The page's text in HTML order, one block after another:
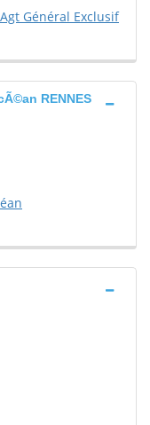
Général Exclusif
RENNES